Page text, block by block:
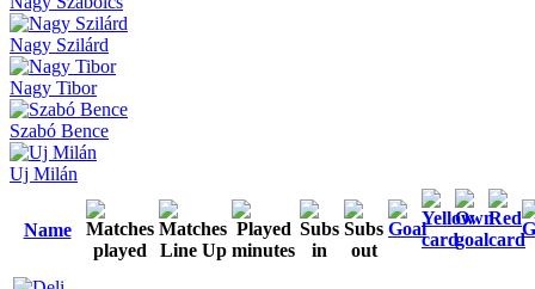
Nagy Szilárd
Nagy Tibor
Szabó Bence
Uj Milán
Name